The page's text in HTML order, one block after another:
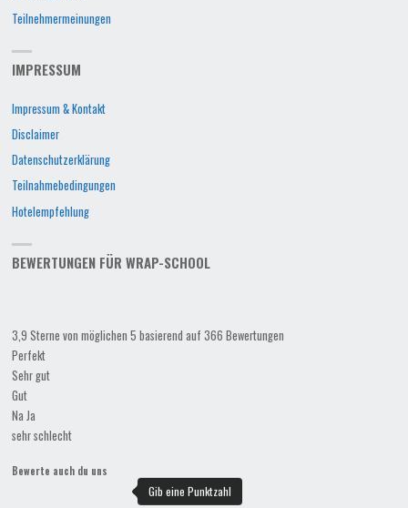
Teilnehmermeinungen
IMPRESSUM
Impressum & Kontakt
Disclaimer
Datenschutzerklärung
Teilnahmebedingungen
Hotelempfehlung
BEWERTUNGEN FÜR WRAP-SCHOOL
3,9 Sterne von möglichen 5 basierend auf 366 Bewertungen
Perfekt
Sehr gut
Gut
Na Ja
sehr schlecht
Bewerte auch du uns